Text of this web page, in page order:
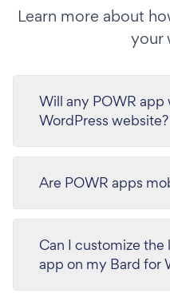
Learn more about
your
Will any POWR
WordPress website?
Are POWR apps
Can I customize
app on my Bard for